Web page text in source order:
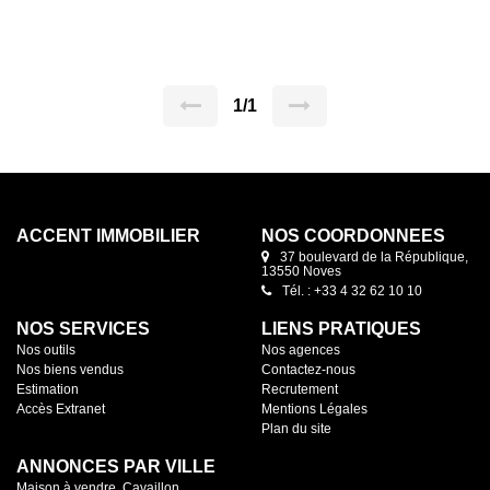
inscrit au RSAC sous le numéro : 79343752600049.
1/1
ACCENT IMMOBILIER NOS COORDONNÉES
37 boulevard de la République,
13550 Noves
Tél. : +33 4 32 62 10 10
NOS SERVICES
Nos outils
Nos biens vendus
Estimation
Accès Extranet
LIENS PRATIQUES
Nos agences
Contactez-nous
Recrutement
Mentions Légales
Plan du site
ANNONCES PAR VILLE